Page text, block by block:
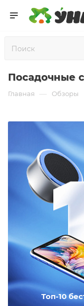
Посадочные
Главная — Обзоры
Топ-10